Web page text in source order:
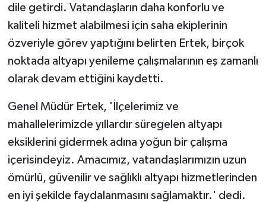
dile getirdi. Vatandaşların daha konforlu ve
kaliteli hizmet alabilmesi için saha ekiplerinin
özveriyle görev yaptığını belirten Ertek, birçok
noktada altyapı yenileme çalışmalarının eş zamanlı
olarak devam ettiğini kaydetti.
Genel Müdür Ertek, 'İlçelerimiz ve
mahallelerimizde yıllardır süregelen altyapı
eksiklerini gidermek adına yoğun bir çalışma
içerisindeyiz. Amacımız, vatandaşlarımızın uzun
ömürlü, güvenilir ve sağlıklı altyapı hizmetlerinden
en iyi şekilde faydalanmasını sağlamaktır.' dedi.